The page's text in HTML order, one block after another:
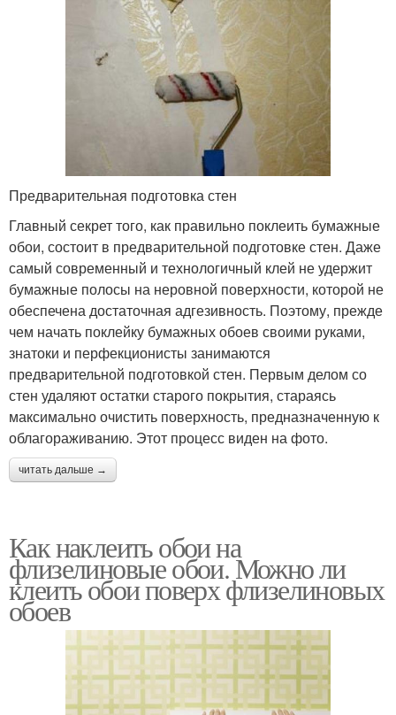
Предварительная подготовка стен
Главный секрет того, как правильно поклеить бумажные
обои, состоит в предварительной подготовке стен. Даже
самый современный и технологичный клей не удержит
бумажные полосы на неровной поверхности, которой не
обеспечена достаточная адгезивность. Поэтому, прежде
чем начать поклейку бумажных обоев своими руками,
знатоки и перфекционисты занимаются
предварительной подготовкой стен. Первым делом со
стен удаляют остатки старого покрытия, стараясь
максимально очистить поверхность, предназначенную к
облагораживанию. Этот процесс виден на фото.
читать дальше →
Как наклеить обои на
флизелиновые обои. Можно ли
клеить обои поверх флизелиновых
обоев